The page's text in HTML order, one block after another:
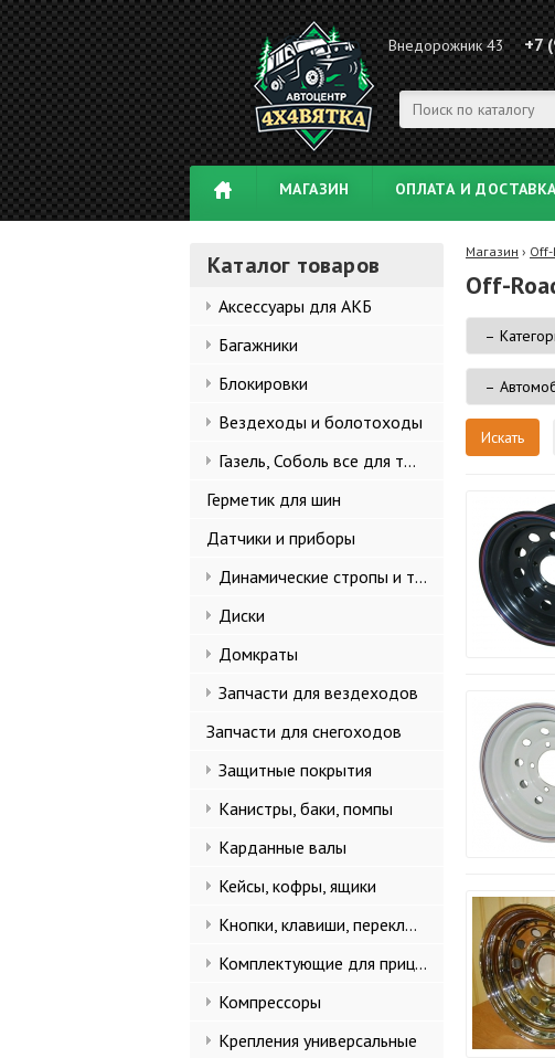
Внедорожник 43 +7
МАГАЗИН ОПЛАТА И
Каталог товаров
Аксессуары для АКБ
Багажники
Блокировки
Вездеходы и болотоходы
Газель, Соболь все для тюнинга
Герметик для шин
Датчики и приборы
Динамические стропы и такелаж
Диски
Домкраты
Запчасти для вездеходов
Запчасти для снегоходов
Защитные покрытия
Канистры, баки, помпы
Карданные валы
Кейсы, кофры, ящики
Кнопки, клавиши, переключатели
Комплектующие для прицепов
Компрессоры
Крепления универсальные
Магазин › Off-
Off-